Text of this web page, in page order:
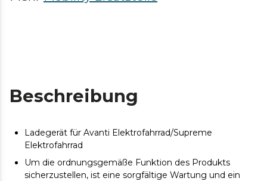
Beschreibung
Ladegerät für Avanti Elektrofahrrad/Supreme
Elektrofahrrad
Um die ordnungsgemäße Funktion des Produkts
sicherzustellen, ist eine sorgfältige Wartung und ein